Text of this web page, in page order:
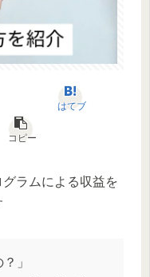
はてブ
コピー
ラムによる収益を
」